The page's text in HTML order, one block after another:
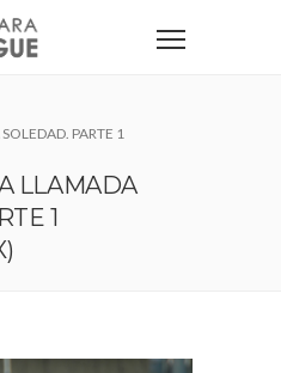
PARTE 1
LLAMADA
1